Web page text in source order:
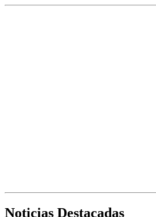
Noticias Destacadas